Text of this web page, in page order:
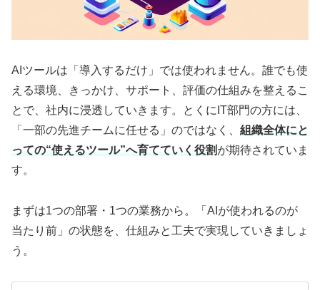
AIツールは「導入するだけ」では使われません。誰でも使
える環境、きっかけ、サポート、評価の仕組みを整えるこ
とで、社内に浸透していきます。とくにIT部門の方には、
「一部の先進チームに任せる」のではなく、 組織全体にと
っての“使えるツール”へ育てていく役割が期待されていま
す。
まずは1つの部署・1つの業務から。「AIが使われるのが
当たり前」の状態を、仕組みと工夫で実現していきましょ
う。